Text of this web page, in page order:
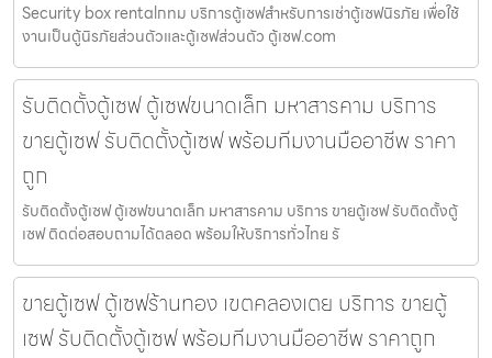
Security box rentalกทม บริการตู้เซฟสำหรับการเช่าตู้เซฟนิรภัย เพื่อใช้
งานเป็นตู้นิรภัยส่วนตัวและตู้เซฟส่วนตัว ตู้เซฟ.com
รับติดตั้งตู้เซฟ ตู้เซฟขนาดเล็ก มหาสารคาม บริการ
ขายตู้เซฟ รับติดตั้งตู้เซฟ พร้อมทีมงานมืออาชีพ ราคา
ถูก
รับติดตั้งตู้เซฟ ตู้เซฟขนาดเล็ก มหาสารคาม บริการ ขายตู้เซฟ รับติดตั้งตู้
เซฟ ติดต่อสอบถามได้ตลอด พร้อมให้บริการทั่วไทย รั
ขายตู้เซฟ ตู้เซฟร้านทอง เขตคลองเตย บริการ ขายตู้
เซฟ รับติดตั้งตู้เซฟ พร้อมทีมงานมืออาชีพ ราคาถูก